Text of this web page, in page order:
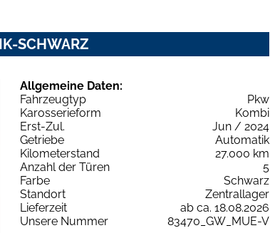
SCHWARZ
Allgemeine Daten:
Fahrzeugtyp
Pkw
Karosserieform
Kombi
Erst-Zul.
Jun / 2024
Getriebe
Automatik
Kilometerstand
27.000 km
Anzahl der Türen
5
Farbe
Schwarz
Standort
Zentrallager
Lieferzeit
ab ca. 18.08.2026
Unsere Nummer
83470_GW_MUE-V